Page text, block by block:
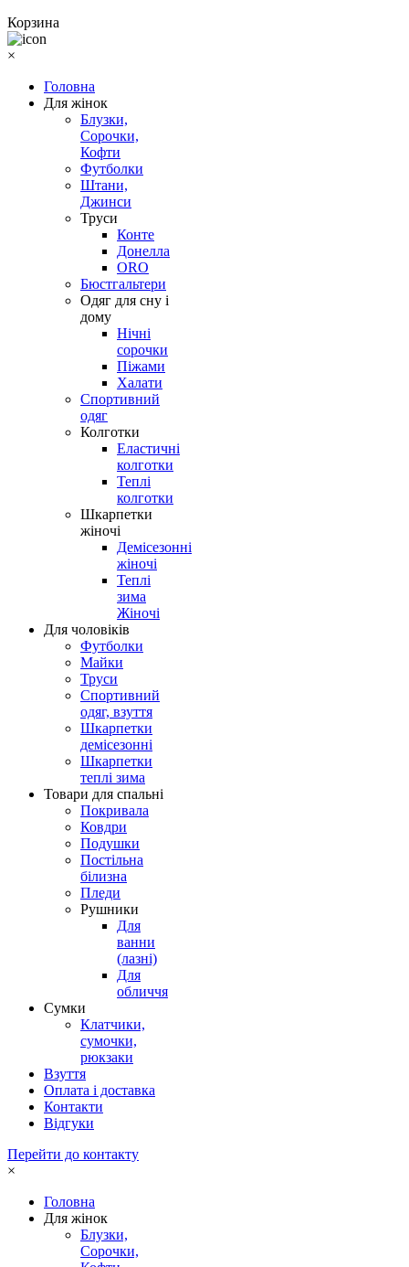
Корзина
×
Головна
Для жінок
Блузки,
Сорочки,
Кофти
Футболки
Штани,
Джинси
Труси
Конте
Донелла
ORO
Бюстгальтери
Одяг для сну і
дому
Нічні
сорочки
Піжами
Халати
Спортивний
одяг
Колготки
Еластичні
колготки
Теплі
колготки
Шкарпетки
жіночі
Демісезонні
жіночі
Теплі
зима
Жіночі
Для чоловіків
Футболки
Майки
Труси
Спортивний
одяг, взуття
Шкарпетки
демісезонні
Шкарпетки
теплі зима
Товари для спальні
Покривала
Ковдри
Подушки
Постільна
білизна
Пледи
Рушники
Для
ванни
(лазні)
Для
обличчя
Сумки
Клатчики,
сумочки,
рюкзаки
Взуття
Оплата і доставка
Контакти
Відгуки
Перейти до контакту
×
Головна
Для жінок
Блузки,
Сорочки,